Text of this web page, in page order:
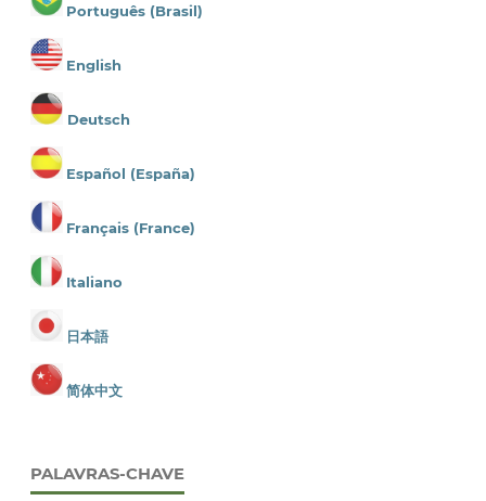
Português (Brasil)
English
Deutsch
Español (España)
Français (France)
Italiano
日本語
简体中文
PALAVRAS-CHAVE